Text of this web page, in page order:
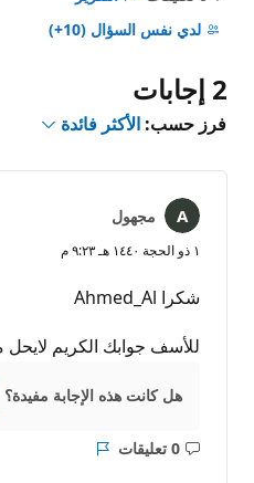
ليست
هناك
لدي نفس السؤال (10+)
2 إجابات
فرز حسب: الأكثر فائدة
مجهول
١ ذو الحجة ١٤٤٠ هـ ٩:٢٣ م
شكرا Ahmed_Al
للأسف جوابك الكريم
هل كانت هذه الإجابة مفيدة؟
0 تعليقات ليست
التقرير